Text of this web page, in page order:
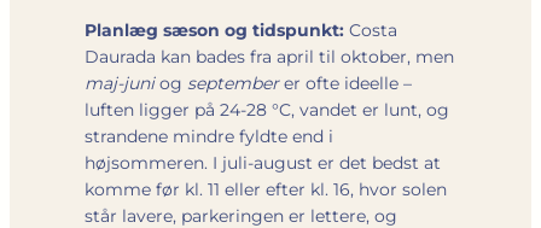
Planlæg sæson og tidspunkt: Costa
Daurada kan bades fra april til oktober, men
maj-juniog septemberer ofte ideelle –
luften ligger på 24-28 °C, vandet er lunt, og
strandene mindre fyldte end i
højsommeren. I juli-august er det bedst at
komme før kl. 11 eller efter kl. 16, hvor solen
står lavere, parkeringen er lettere, og